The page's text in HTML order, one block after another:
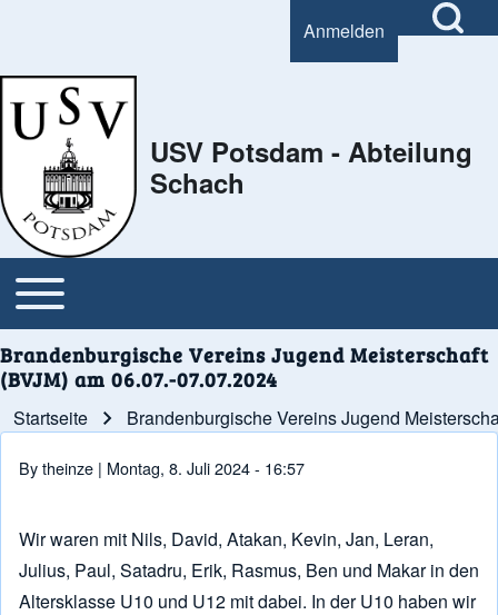
Close Search Block
Search
User account menu
Anmelden
USV Potsdam - Abteilung
Schach
Main navigation
Open or Close horizontal Main Menu
Brandenburgische Vereins Jugend Meisterschaft
(BVJM) am 06.07.-07.07.2024
Pfadnavigation
Startseite Brandenburgische Vereins Jugend
Bytheinze | Montag, 8. Juli 2024 - 16:57
Wir waren mit Nils, David, Atakan, Kevin, Jan, Leran,
Julius, Paul, Satadru, Erik, Rasmus, Ben und Makar in den
Altersklasse U10 und U12 mit dabei. In der U10 haben wir